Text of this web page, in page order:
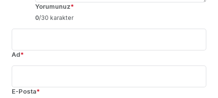
Yorumunuz*
0/30 karakter
Ad*
E-Posta*